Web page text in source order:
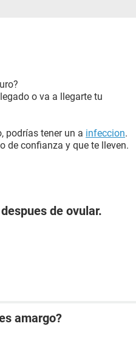
o va a llegarte tu
podrías tener un a infeccion.
de confianza y que te lleven.
de ovular.
amargo?